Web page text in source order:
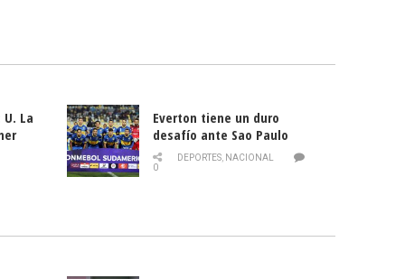
La
Everton tiene un duro
desafío ante Sao Paulo
DEPORTES, NACIONAL
0